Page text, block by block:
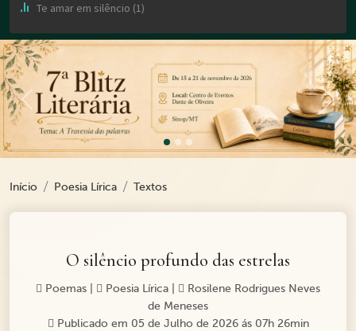
Previous
Início Poesia Lírica Textos
O silêncio profundo das estrelas
Poemas Poesia Lírica
Rosilene Rodrigues Neves
de Meneses
Publicado em 05 de Julho de 2026 ás 07h 26min